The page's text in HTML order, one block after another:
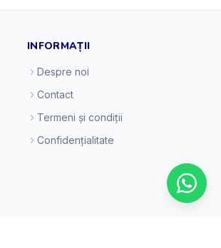
INFORMAȚII
Despre noi
Contact
Termeni și condiții
Confidențialitate